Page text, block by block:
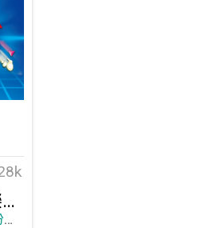
喬登AI智慧樂園
喬登多媒體科技股份有限公司